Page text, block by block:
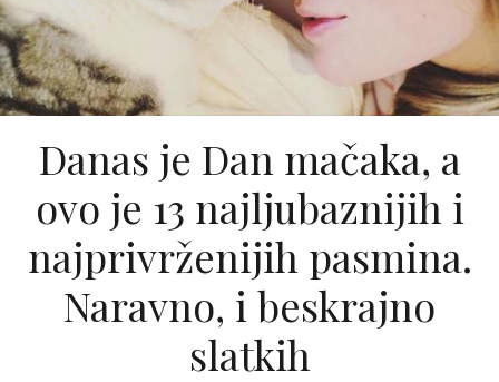
Danas je Dan mačaka, a
ovo je 13 najljubaznijih i
najprivrženijih pasmina.
Naravno, i beskrajno
slatkih